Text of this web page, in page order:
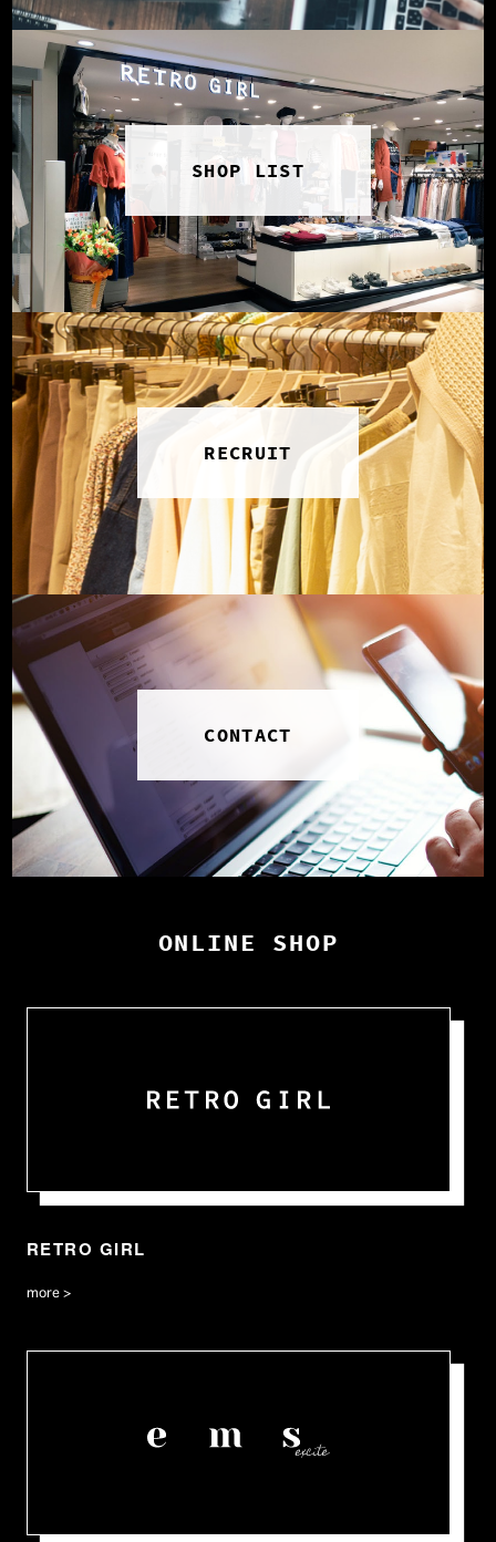
ジュアル#大人ガーリー
SHOP LIST
RECRUIT
CONTACT
ONLINE SHOP
RETRO GIRL
more >